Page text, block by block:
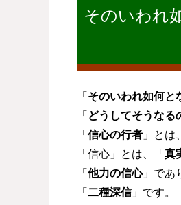
そのいわれ
「 そのいわれ如何と
「 どうしてそうなる
「 信心の行者 」とは、
「信心」とは、「 真
「 他力の信心」であ
「 二種深信」です。